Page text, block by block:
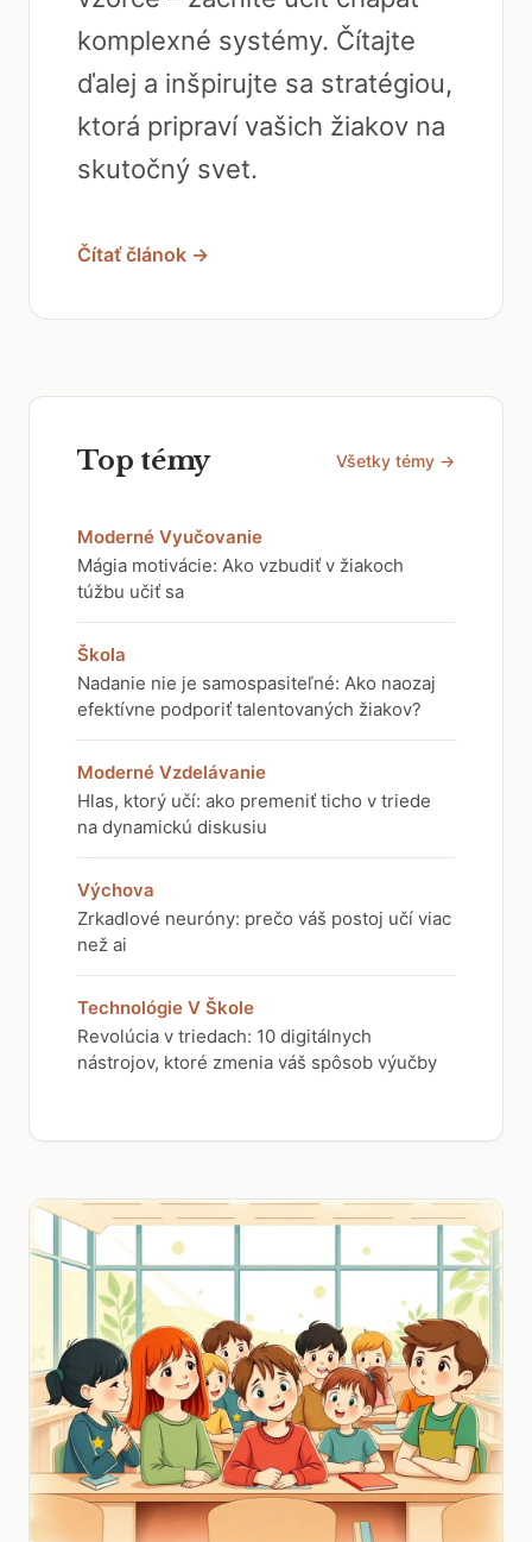
komplexné systémy. Čítajte
ďalej a inšpirujte sa stratégiou,
ktorá pripraví vašich žiakov na
skutočný svet.
Čítať článok →
Top témy Všetky témy →
Moderné Vyučovanie
Mágia motivácie: Ako vzbudiť v žiakoch
túžbu učiť sa
Škola
Nadanie nie je samospasiteľné: Ako naozaj
efektívne podporiť talentovaných žiakov?
Moderné Vzdelávanie
Hlas, ktorý učí: ako premeniť ticho v triede
na dynamickú diskusiu
Výchova
Zrkadlové neuróny: prečo váš postoj učí viac
než ai
Technológie V Škole
Revolúcia v triedach: 10 digitálnych
nástrojov, ktoré zmenia váš spôsob výučby